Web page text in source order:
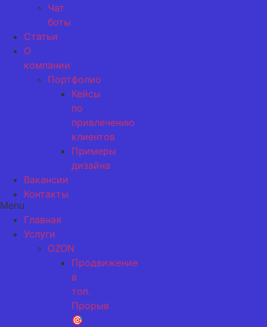
Чат
боты
Статьи
О
компании
Портфолио
Кейсы
по
привлечению
клиентов
Примеры
дизайна
Вакансии
Контакты
Menu
Главная
Услуги
OZON
Продвижение
в
топ.
Прорыв
🎯